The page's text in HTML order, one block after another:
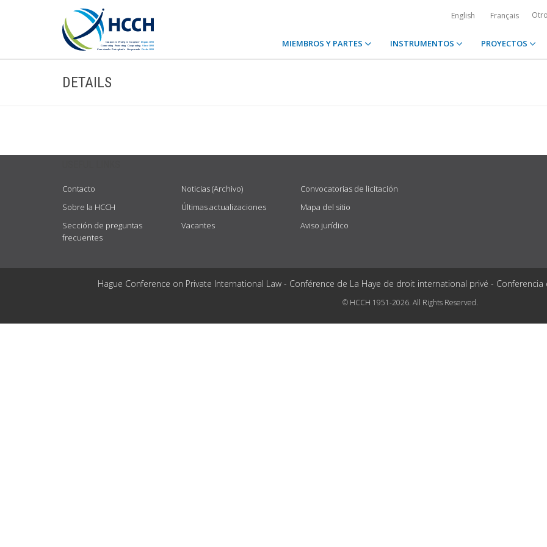
English Français
MIEMBROS Y PARTES INSTRUMENTOS PROYECTOS
DETAILS
Contacto
Sobre la HCCH
Sección de preguntas
frecuentes
Noticias (Archivo)
Últimas actualizaciones
Vacantes
Convocatorias de licitación
Mapa del sitio
Aviso jurídico
Hague Conference on Private International Law - Conférence de La Haye de droit international privé -
© HCCH 1951-2026. All Rights Reserved.